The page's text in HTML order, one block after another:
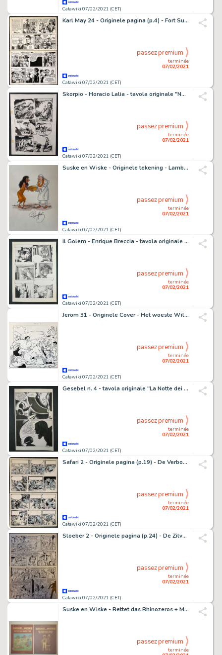
Catawiki 07/02/2021 (CET)
Karl May 24 - Originele pagina (p.4) - Fort Sutter (1969)
Catawiki 07/02/2021 (CET)
terminée
07/02/2021
passez premium
Skorpio - Horacio Lalia - tavola originale "Nekradamus" - Loose page - Unique copy - (1978)
Catawiki 07/02/2021 (CET)
terminée
07/02/2021
passez premium
Suske en Wiske - Originele tekening - Lambik Baba - Loose page
Catawiki 07/02/2021 (CET)
terminée
07/02/2021
passez premium
Il Golem - Enrique Breccia - tavola originale - Loose page
Catawiki 07/02/2021 (CET)
terminée
07/02/2021
passez premium
Jerom 31 - Originele Cover - Het woeste Wilde Westen (1989)
Catawiki 07/02/2021 (CET)
terminée
07/02/2021
passez premium
Gesebel n. 4 - tavola originale "La Notte dei Pipistrelli" - Loose page - (1966)
Catawiki 07/02/2021 (CET)
terminée
07/02/2021
passez premium
Safari 2 - Originele pagina (p.19) - De Verboden Jacht - Oost-Ind. inkt + blauwe steunkleur (1970)
Catawiki 07/02/2021 (CET)
terminée
07/02/2021
passez premium
Sloeber 2 - Originele pagina (p.24) - De Zilveren Adelaar - (1976)
Catawiki 07/02/2021 (CET)
terminée
07/02/2021
passez premium
Suske en Wiske - Rettet das Rhinozeros + Mummie/GÃ¶tter - 2x luxe hc - met 2 opdrachttekeningen en 2x Ex-libris - First edition - (1999/2000)
terminée
passez premium